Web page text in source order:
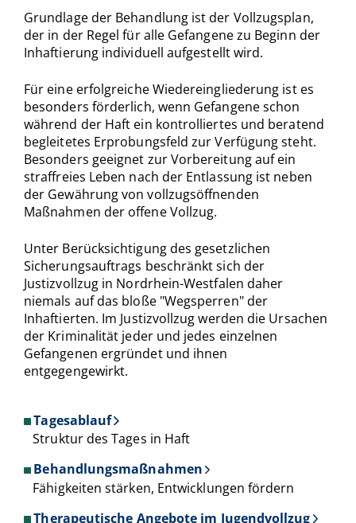
Grundlage der Behandlung ist der Vollzugsplan,
der in der Regel für alle Gefangene zu Beginn der
Inhaftierung individuell aufgestellt wird.
Für eine erfolgreiche Wiedereingliederung ist es
besonders förderlich, wenn Gefangene schon
während der Haft ein kontrolliertes und beratend
begleitetes Erprobungsfeld zur Verfügung steht.
Besonders geeignet zur Vorbereitung auf ein
straffreies Leben nach der Entlassung ist neben
der Gewährung von vollzugsöffnenden
Maßnahmen der offene Vollzug.
Unter Berücksichtigung des gesetzlichen
Sicherungsauftrags beschränkt sich der
Justizvollzug in Nordrhein-Westfalen daher
niemals auf das bloße "Wegsperren" der
Inhaftierten. Im Justizvollzug werden die Ursachen
der Kriminalität jeder und jedes einzelnen
Gefangenen ergründet und ihnen
entgegengewirkt.
Tagesablauf
Struktur des Tages in Haft
Behandlungsmaßnahmen
Fähigkeiten stärken, Entwicklungen fördern
Therapeutische Angebote im Jugendvollzug